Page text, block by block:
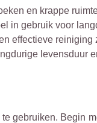
en krappe
in gebruik voor
effectieve reiniging
levensduur
gebruiken. Begin